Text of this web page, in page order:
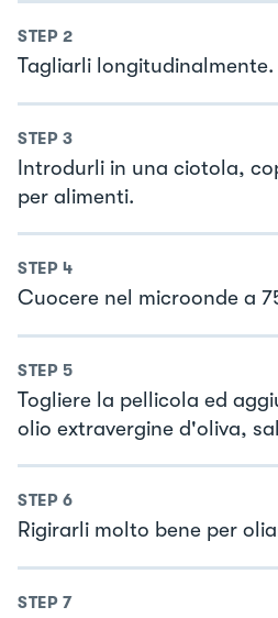
STEP 2
Tagliarli longitudinalmente.
STEP 3
Introdurli in una ciotola,
per alimenti.
STEP 4
Cuocere nel microonde a
STEP 5
Togliere la pellicola ed
olio extravergine d'oliva,
STEP 6
Rigirarli molto bene per
STEP 7